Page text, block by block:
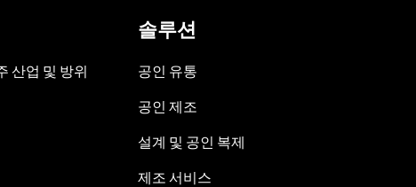
산업 및 방위
솔루션
공인 유통
공인 제조
설계 및 공인 복제
제조 서비스